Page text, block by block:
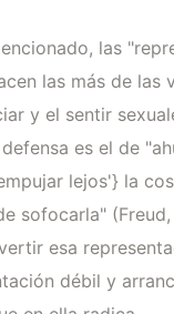
las
las más de las
y el sentir
es el de
lejos'} la
sofocarla"
esa
débil y